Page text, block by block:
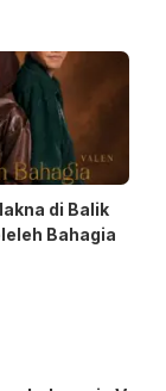
di Balik
Bahagia